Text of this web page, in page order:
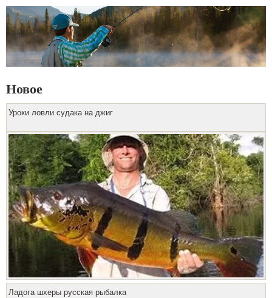
Новое
Уроки ловли судака на джиг
Ладога шхеры русская рыбалка